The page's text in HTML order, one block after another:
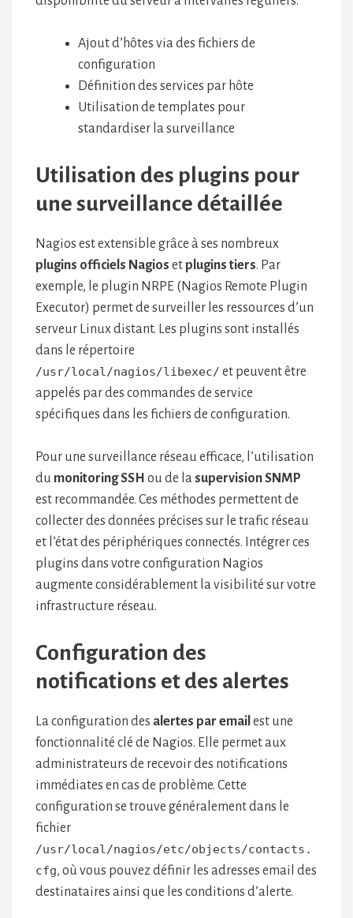
Ajout d’hôtes via des fichiers de
configuration
Définition des services par hôte
Utilisation de templates pour
standardiser la surveillance
Utilisation des plugins pour
une surveillance détaillée
Nagios est extensible grâce à ses nombreux
plugins officiels Nagios et plugins tiers. Par
exemple, le plugin NRPE (Nagios Remote Plugin
Executor) permet de surveiller les ressources d’un
serveur Linux distant. Les plugins sont installés
dans le répertoire
/usr/local/nagios/libexec/ et peuvent être
appelés par des commandes de service
spécifiques dans les fichiers de configuration.
Pour une surveillance réseau efficace, l’utilisation
du monitoring SSH ou de lasupervision SNMP
est recommandée. Ces méthodes permettent de
collecter des données précises sur le trafic réseau
et l’état des périphériques connectés. Intégrer ces
plugins dans votre configuration Nagios
augmente considérablement la visibilité sur votre
infrastructure réseau.
Configuration des
notifications et des alertes
La configuration des alertes par email est une
fonctionnalité clé de Nagios. Elle permet aux
administrateurs de recevoir des notifications
immédiates en cas de problème. Cette
configuration se trouve généralement dans le
fichier
/usr/local/nagios/etc/objects/contacts.
cfg, où vous pouvez définir les adresses email des
destinataires ainsi que les conditions d’alerte.